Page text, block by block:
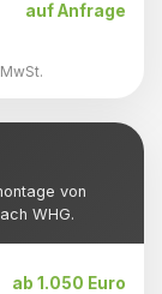
auf Anfrage
von
WHG.
ab 1.050 Euro